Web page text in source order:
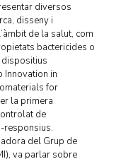
diversos
disseny i
de la salut, com
bactericides o
dispositius
Innovation in
for
la primera
de
responsius.
del Grup de
va parlar sobre